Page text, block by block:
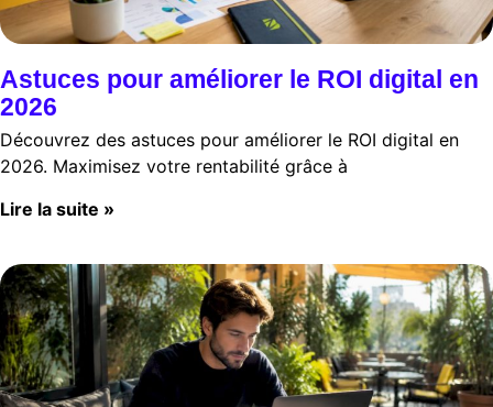
Astuces pour améliorer le ROI digital en
2026
Découvrez des astuces pour améliorer le ROI digital en
2026. Maximisez votre rentabilité grâce à
Lire la suite »